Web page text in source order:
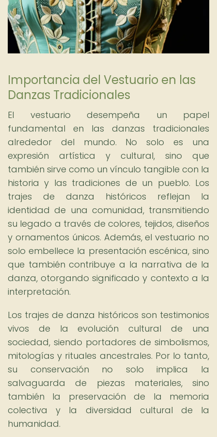
Importancia del Vestuario en las
Danzas Tradicionales
El vestuario desempeña un papel
fundamental en las danzas tradicionales
alrededor del mundo. No solo es una
expresión artística y cultural, sino que
también sirve como un vínculo tangible con la
historia y las tradiciones de un pueblo. Los
trajes de danza históricos reflejan la
identidad de una comunidad, transmitiendo
su legado a través de colores, tejidos, diseños
y ornamentos únicos. Además, el vestuario no
solo embellece la presentación escénica, sino
que también contribuye a la narrativa de la
danza, otorgando significado y contexto a la
interpretación.
Los trajes de danza históricos son testimonios
vivos de la evolución cultural de una
sociedad, siendo portadores de simbolismos,
mitologías y rituales ancestrales. Por lo tanto,
su conservación no solo implica la
salvaguarda de piezas materiales, sino
también la preservación de la memoria
colectiva y la diversidad cultural de la
humanidad.